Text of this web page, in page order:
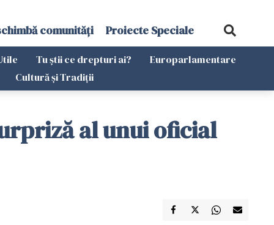
comunități Proiecte Speciale
Tu știi ce drepturi ai?
Europarlamentare
Cultură și Tradiții
al unui oficial